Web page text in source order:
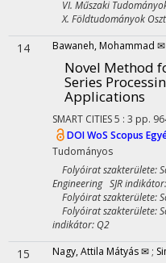
VI. Műszaki
X. Földtudományok
14 Bawaneh, Mohammad ✉
Novel Method
Series
Applications
SMART CITIES5 : 3 pp.
DOIWoS Scopus
Tudományos
Folyóirat szakterülete:
Engineering SJR
Folyóirat szakterülete:
Folyóirat szakterülete:
indikátor: Q2
15 Nagy, Attila Mátyás ✉ ;